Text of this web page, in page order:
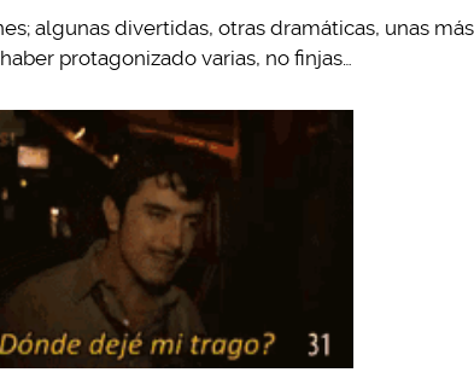
algunas divertidas, otras dramáticas, unas
protagonizado varias, no finjas…